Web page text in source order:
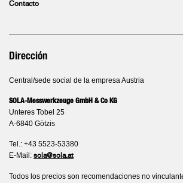
Contacto
Dirección
Central/sede social de la empresa Austria
SOLA-Messwerkzeuge GmbH & Co KG
Unteres Tobel 25
A-6840 Götzis
Tel.: +43 5523-53380
E-Mail: sola@sola.at
Todos los precios son recomendaciones no